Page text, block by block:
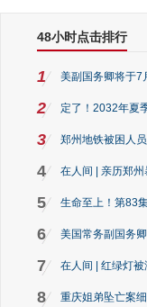
48小时点击排行
1 美副国务卿将于7
2 定了！2032年夏
3 郑州地铁被困人
4 在人间 | 亲历郑
5 生命至上！第83
6 美国常务副国务
7 在人间 | 红绿灯
8 重庆姐弟坠亡案